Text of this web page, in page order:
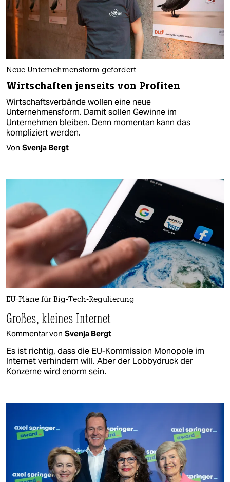
Neue Unternehmensform gefordert
Wirtschaften jenseits von Profiten
Wirtschaftsverbände wollen eine neue
Unternehmensform. Damit sollen Gewinne im
Unternehmen bleiben. Denn momentan kann das
kompliziert werden.
Von Svenja Bergt
EU-Pläne für Big-Tech-Regulierung
Großes, kleines Internet
Kommentar von Svenja Bergt
Es ist richtig, dass die EU-Kommission Monopole im
Internet verhindern will. Aber der Lobbydruck der
Konzerne wird enorm sein.